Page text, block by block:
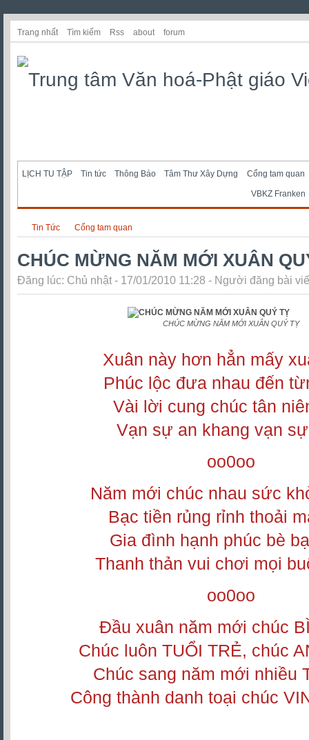
Trang nhất Tìm kiếm Rss about forum
LỊCH TU TẬP Tin tức Thông Báo Tâm Thư Xây Dựng Cổng tam quan
VBKZ Franken
Tin Tức Cổng tam quan
CHÚC MỪNG NĂM MỚI XUÂN
Đăng lúc: Chủ nhật - 17/01/2010 11:28 - Người đăng bài
CHÚC MỪNG NĂM MỚI XUÂN QUÝ TỴ
Xuân này hơn hẳn mấy
Phúc lộc đưa nhau đến
Vài lời cung chúc tân
Vạn sự an khang vạn
oo0oo
Năm mới chúc nhau sức
Bạc tiền rủng rỉnh thoải
Gia đình hạnh phúc bè
Thanh thản vui chơi mọi
oo0oo
Đầu xuân năm mới chúc
Chúc luôn TUỔI TRẺ, chúc
Chúc sang năm mới nhiều
Công thành danh toại chúc